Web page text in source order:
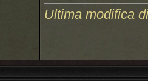
Ultima modifica